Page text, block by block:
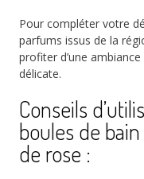
Pour compléter votre
parfums issus de la
profiter d’une
délicate.
Conseils
boules de
de rose :